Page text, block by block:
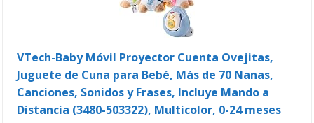
VTech-Baby Móvil Proyector Cuenta Ovejitas,
Juguete de Cuna para Bebé, Más de 70 Nanas,
Canciones, Sonidos y Frases, Incluye Mando a
Distancia (3480-503322), Multicolor, 0-24 meses